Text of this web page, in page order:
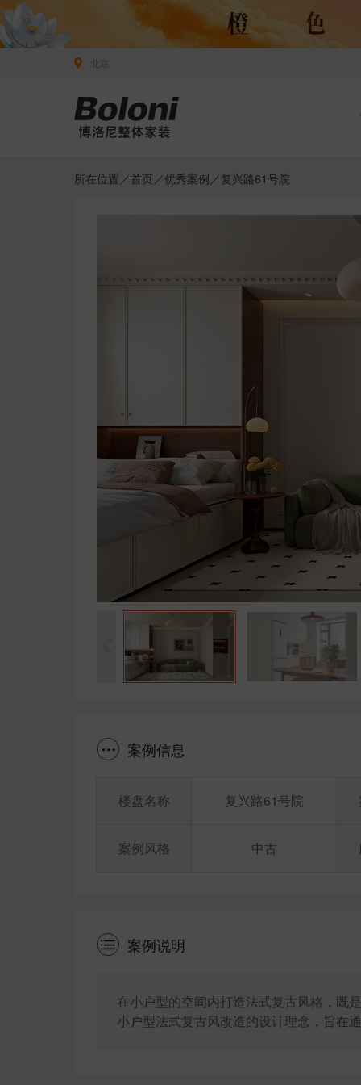
所在位置／首页 ／优秀案例 ／复兴路61号院
案例信息
楼盘名称
案例风格
复兴路61号院
中古
案例说明
在小户型的空间内打造法式复古风格，既
小户型法式复古风改造的设计理念，旨在